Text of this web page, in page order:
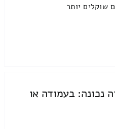
שוקלים יותר
נכונה: בעמודה או